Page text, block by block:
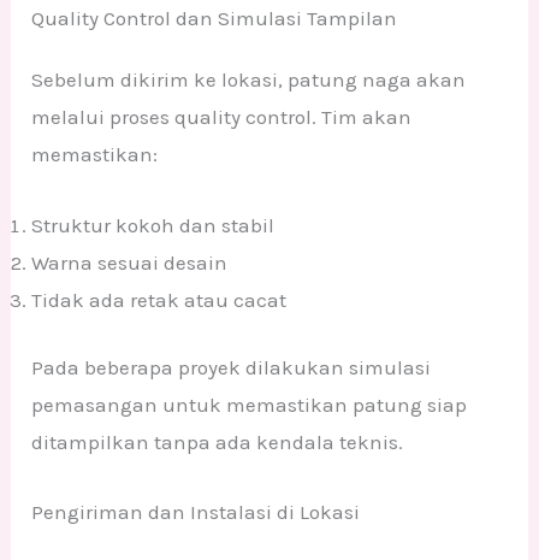
Quality Control dan Simulasi Tampilan
Sebelum dikirim ke lokasi, patung naga akan
melalui proses quality control. Tim akan
memastikan:
Struktur kokoh dan stabil
Warna sesuai desain
Tidak ada retak atau cacat
Pada beberapa proyek dilakukan simulasi
pemasangan untuk memastikan patung siap
ditampilkan tanpa ada kendala teknis.
Pengiriman dan Instalasi di Lokasi